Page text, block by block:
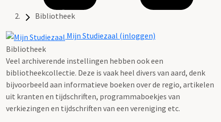
Bibliotheek
Mijn Studiezaal (inloggen)
Bibliotheek
Veel archiverende instellingen hebben ook een
bibliotheekcollectie. Deze is vaak heel divers van aard, denk
bijvoorbeeld aan informatieve boeken over de regio, artikelen
uit kranten en tijdschriften, programmaboekjes van
verkiezingen en tijdschriften van een vereniging etc.